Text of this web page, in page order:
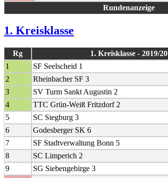
Rundenanzeige
1. Kreisklasse
Rg 1. Kreisklasse - 2019/20
1
SF Seelscheid 1
2
Rheinbacher SF 3
3
SV Turm Sankt Augustin 2
4
TTC Grün-Weiß Fritzdorf 2
5
SC Siegburg 3
6
Godesberger SK 6
7
SF Stadtverwaltung Bonn 5
8
SC Limperich 2
9
SG Siebengebirge 3